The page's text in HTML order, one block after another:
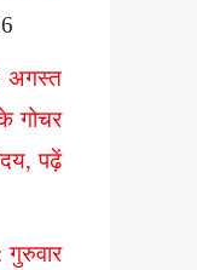
अगस्त
गोचर
पढ़ें